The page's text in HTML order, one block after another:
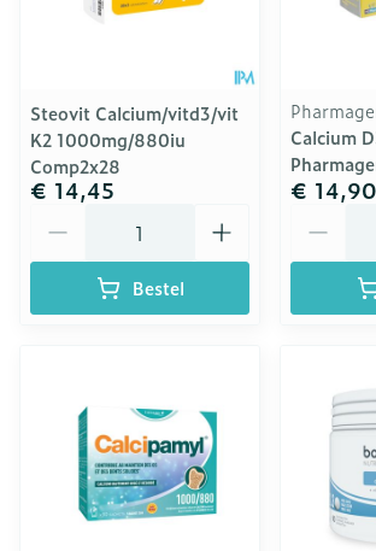
Steovit Calcium/vitd3/vit
K2 1000mg/880iu
Comp2x28
€ 14,45
Bestel
Calcium
€ 14,90